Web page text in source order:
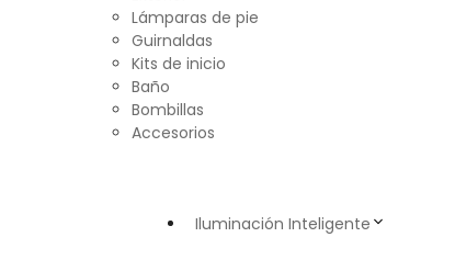
Lámparas de pie
Guirnaldas
Kits de inicio
Baño
Bombillas
Accesorios
Iluminación Inteligente